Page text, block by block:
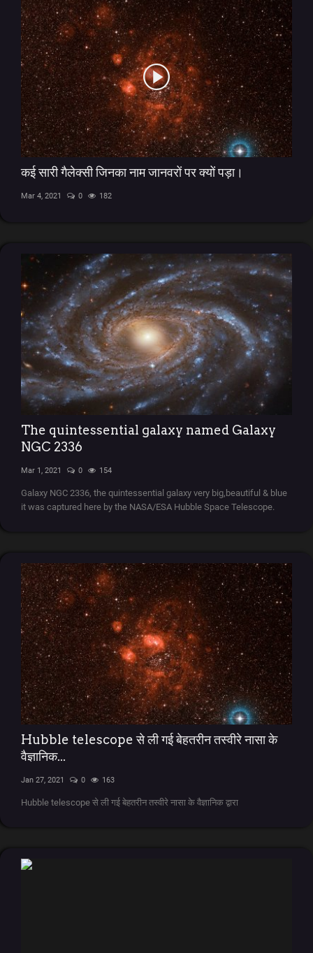
कई सारी गैलेक्सी जिनका नाम जानवरों पर क्यों पड़ा।
Mar 4, 2021 0 182
The quintessential galaxy named Galaxy
NGC 2336
Mar 1, 2021 0 154
Galaxy NGC 2336, the quintessential galaxy very big,beautiful & blue
it was captured here by the NASA/ESA Hubble Space Telescope.
Hubble telescope से ली गई बेहतरीन तस्वीरे नासा के
वैज्ञानिक...
Jan 27, 2021 0 163
Hubble telescope से ली गई बेहतरीन तस्वीरे नासा के वैज्ञानिक द्वारा